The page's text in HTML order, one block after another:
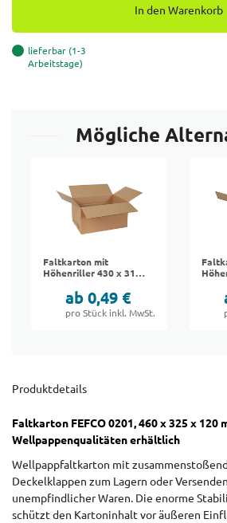
In den Warenkorb
lieferbar (1-3
Arbeitstage)
Mögliche
Faltkarton mit
Höhenriller 430 x 310
ab 0,49 €
pro Stück inkl. MwSt.
Produktdetails
Faltkarton FEFCO 0201, 460 x 325 x 120
Wellpappenqualitäten erhältlich
Wellpappfaltkarton mit
Deckelklappen zum Lagern oder
unempfindlicher Waren. Die enorme
schützt den Kartoninhalt vor äußeren